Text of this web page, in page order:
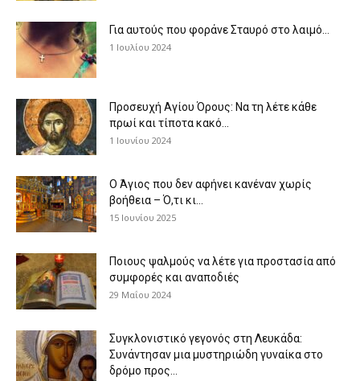
Για αυτούς που φοράνε Σταυρό στο λαιμό…
1 Ιουλίου 2024
Προσευχή Αγίου Όρους: Να τη λέτε κάθε
πρωί και τίποτα κακό...
1 Ιουνίου 2024
Ο Άγιος που δεν αφήνει κανέναν χωρίς
βοήθεια – Ό,τι κι...
15 Ιουνίου 2025
Ποιους ψαλμούς να λέτε για προστασία από
συμφορές και αναποδιές
29 Μαΐου 2024
Συγκλονιστικό γεγονός στη Λευκάδα:
Συνάντησαν μια μυστηριώδη γυναίκα στο
δρόμο προς...